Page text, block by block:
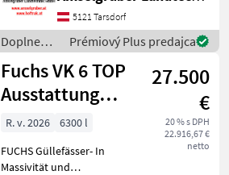
Beste Materialen und Beste
Komponenten der
führenden TOP Hersteller!)
Sei
5121 Tarsdorf
Doplnenie
živin a
polievanie
/ Fuchs
Prémiový Plus predajca
Fuchs VK 6 TOP
Ausstattung
LAGERND
27.500
€
20 % s DPH
22.916,67 €
netto
R. v. 2026
6300 l
FUCHS Güllefässer- In
Massivität und